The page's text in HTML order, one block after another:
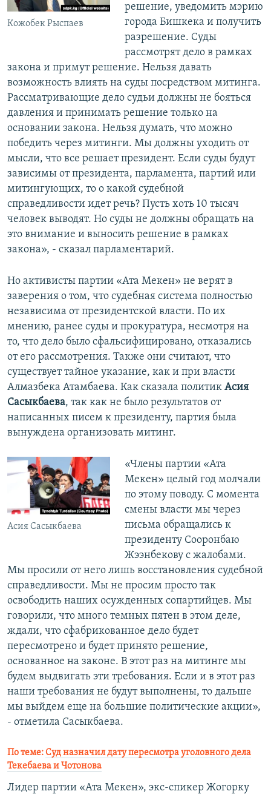
Кожобек Рыспаев
решение, уведомить мэрию
города Бишкека и получить
разрешение. Суды
рассмотрят дело в рамках
закона и примут решение. Нельзя давать
возможность влиять на суды посредством митинга.
Рассматривающие дело судьи должны не бояться
давления и принимать решение только на
основании закона. Нельзя думать, что можно
победить через митинги. Мы должны уходить от
мысли, что все решает президент. Если суды будут
зависимы от президента, парламента, партий или
митингующих, то о какой судебной
справедливости идет речь? Пусть хоть 10 тысяч
человек выводят. Но суды не должны обращать на
это внимание и выносить решение в рамках
закона», - сказал парламентарий.
Но активисты партии «Ата Мекен» не верят в
заверения о том, что судебная система полностью
независима от президентской власти. По их
мнению, ранее суды и прокуратура, несмотря на
то, что дело было сфальсифицировано, отказались
от его рассмотрения. Также они считают, что
существует тайное указание, как и при власти
Алмазбека Атамбаева. Как сказала политик Асия
Сасыкбаева, так как не было результатов от
написанных писем к президенту, партия была
вынуждена организовать митинг.
Асия Сасыкбаева
«Члены партии «Ата
Мекен» целый год молчали
по этому поводу. С момента
смены власти мы через
письма обращались к
президенту Сооронбаю
Жээнбекову с жалобами.
Мы просили от него лишь восстановления судебной
справедливости. Мы не просим просто так
освободить наших осужденных сопартийцев. Мы
говорили, что много темных пятен в этом деле,
ждали, что сфабрикованное дело будет
пересмотрено и будет принято решение,
основанное на законе. В этот раз на митинге мы
будем выдвигать эти требования. Если и в этот раз
наши требования не будут выполнены, то дальше
мы выйдем еще на большие политические акции»,
- отметила Сасыкбаева.
По теме:Суд назначил дату пересмотра уголовного дела
Текебаева и Чотонова
Лидер партии «Ата Мекен», экс-спикер Жогорку